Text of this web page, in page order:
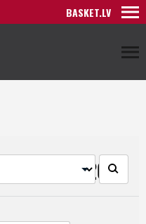
BASKET.LV